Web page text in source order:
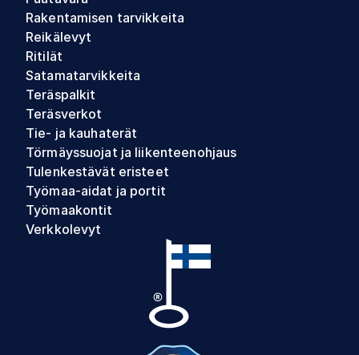
Rakentamisen tarvikkeita
Reikälevyt
Ritilät
Satamatarvikkeita
Teräspalkit
Teräsverkot
Tie- ja kauhaterät
Törmäyssuojat ja liikenteenohjaus
Tulenkestävät eristeet
Työmaa-aidat ja portit
Työmaakontit
Verkkolevyt